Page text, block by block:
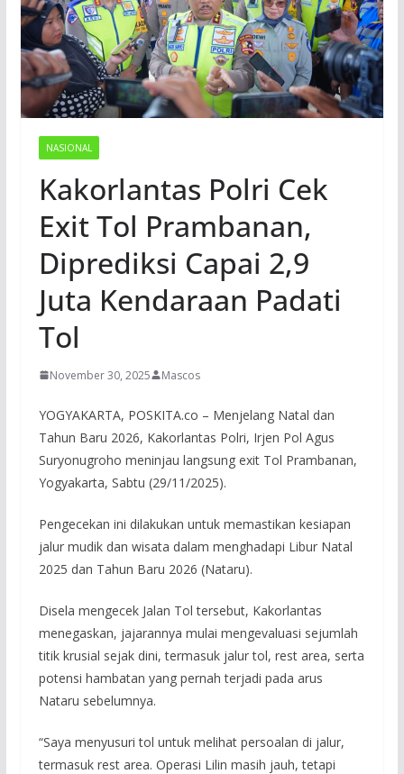
NASIONAL
Kakorlantas Polri Cek
Exit Tol Prambanan,
Diprediksi Capai 2,9
Juta Kendaraan Padati
Tol
November 30, 2025 Mascos
YOGYAKARTA, POSKITA.co – Menjelang Natal dan
Tahun Baru 2026, Kakorlantas Polri, Irjen Pol Agus
Suryonugroho meninjau langsung exit Tol Prambanan,
Yogyakarta, Sabtu (29/11/2025).
Pengecekan ini dilakukan untuk memastikan kesiapan
jalur mudik dan wisata dalam menghadapi Libur Natal
2025 dan Tahun Baru 2026 (Nataru).
Disela mengecek Jalan Tol tersebut, Kakorlantas
menegaskan, jajarannya mulai mengevaluasi sejumlah
titik krusial sejak dini, termasuk jalur tol, rest area, serta
potensi hambatan yang pernah terjadi pada arus
Nataru sebelumnya.
“Saya menyusuri tol untuk melihat persoalan di jalur,
termasuk rest area. Operasi Lilin masih jauh, tetapi